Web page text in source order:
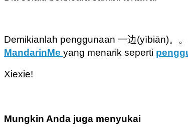
Demikianlah penggunaan 一边(yībiān)。
MandarinMe yang menarik seperti
Xiexie!
Mungkin Anda juga menyukai